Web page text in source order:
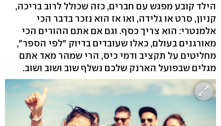
הילד קובע מפגש עם חברים, כזה שכולל לרוב בריכה,
קניון, סרט או גלידה, ואו אז הוא נזכר בדבר הכי
אלמנטרי: הוא צריך כסף. וגם אם אתם ההורים הכי
מאורגנים בעולם, כאלו שעובדים בדיוק "לפי הספר",
מחליטים על תקציב ודמי כיס, הרי שמהר מאד אתם
מגלים שבפועל הארנק שלכם נשלף שוב ושוב ושוב.